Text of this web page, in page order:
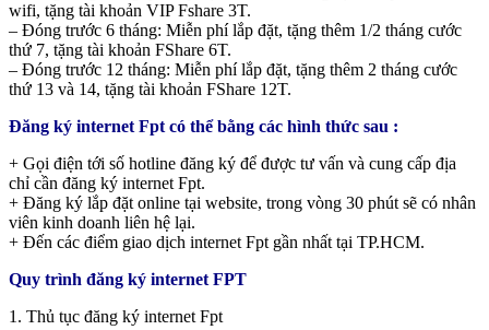
wifi, tặng tài khoản VIP Fshare 3T.
– Đóng trước 6 tháng: Miễn phí lắp đặt, tặng thêm 1/2 tháng cước
thứ 7, tặng tài khoản FShare 6T.
– Đóng trước 12 tháng: Miễn phí lắp đặt, tặng thêm 2 tháng cước
thứ 13 và 14, tặng tài khoản FShare 12T.
Đăng ký internet Fpt có thể bằng các hình thức sau :
+ Gọi điện tới số hotline đăng ký để được tư vấn và cung cấp địa
chỉ cần đăng ký internet Fpt.
+ Đăng ký lắp đặt online tại website, trong vòng 30 phút sẽ có nhân
viên kinh doanh liên hệ lại.
+ Đến các điểm giao dịch internet Fpt gần nhất tại TP.HCM.
Quy trình đăng ký internet FPT
1. Thủ tục đăng ký internet Fpt